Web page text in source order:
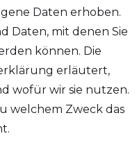
Daten erhoben.
Daten, mit denen Sie
können. Die
erläutert,
wofür wir sie nutzen.
welchem Zweck das